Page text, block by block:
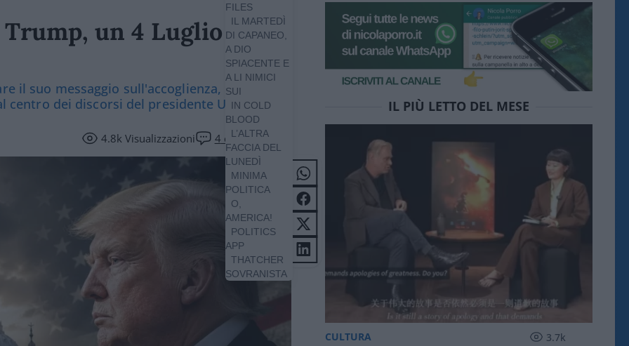
FILES
IL MARTEDÌ
DI CAPANEO,
A DIO
SPIACENTE E
A LI NIMICI
SUI
IN COLD
BLOOD
L’ALTRA
FACCIA DEL
LUNEDÌ
MINIMA
POLITICA
O,
AMERICA!
POLITICS
APP
THATCHER
SOVRANISTA
Trump, un 4 Luglio su
il suo messaggio sull'accoglienza, mentre i
dei discorsi del presidente Usa
4.8k Visualizzazioni 4 commenti
IL PIÙ LETTO DEL MESE
CULTURA 3.7k